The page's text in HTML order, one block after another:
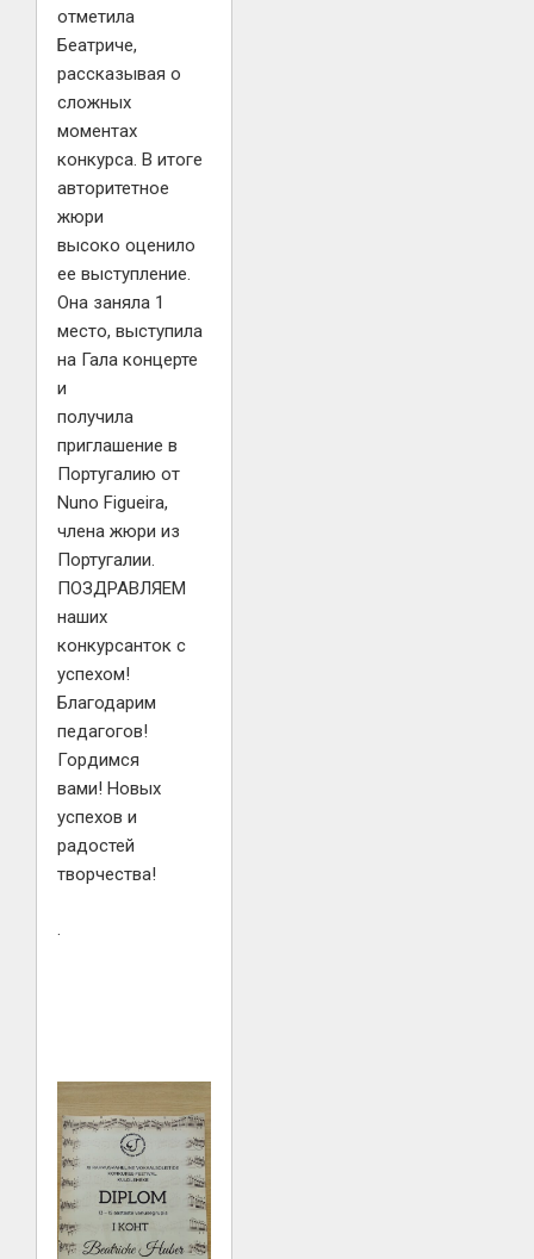
отметила
Беатриче,
рассказывая о
сложных
моментах
конкурса. В итоге
авторитетное
жюри
высоко оценило
ее выступление.
Она заняла 1
место, выступила
на Гала концерте
и
получила
приглашение в
Португалию от
Nuno Figueira,
члена жюри из
Португалии.
ПОЗДРАВЛЯЕМ
наших
конкурсанток с
успехом!
Благодарим
педагогов!
Гордимся
вами! Новых
успехов и
радостей
творчества!
.